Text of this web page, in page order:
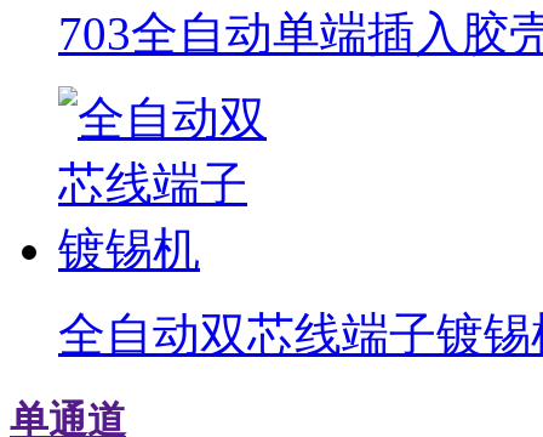
703全自动单端插入胶
全自动双芯线端子镀锡
单通道